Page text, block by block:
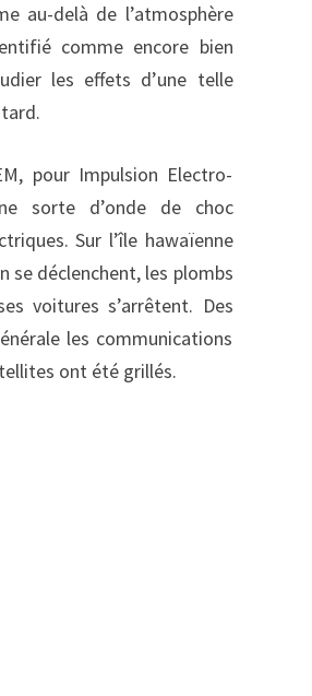
au-delà de l’atmosphère
comme encore bien
les effets d’une telle
pour Impulsion Electro-
sorte d’onde de choc
Sur l’île hawaïenne
se déclenchent, les plombs
voitures s’arrêtent. Des
les communications
ont été grillés.